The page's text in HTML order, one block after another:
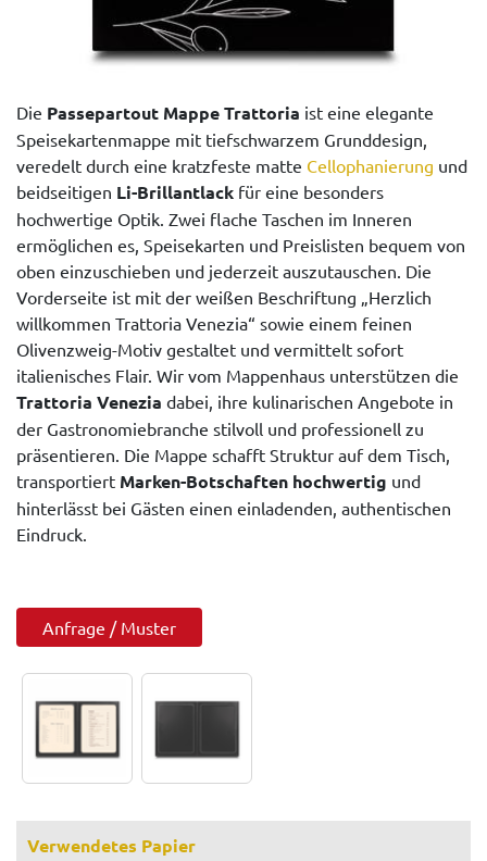
Die Passepartout Mappe Trattoria ist eine elegante
Speisekartenmappe mit tiefschwarzem Grunddesign,
veredelt durch eine kratzfeste matte Cellophanierung und
beidseitigen Li-Brillantlack für eine besonders
hochwertige Optik. Zwei flache Taschen im Inneren
ermöglichen es, Speisekarten und Preislisten bequem von
oben einzuschieben und jederzeit auszutauschen. Die
Vorderseite ist mit der weißen Beschriftung „Herzlich
willkommen Trattoria Venezia“ sowie einem feinen
Olivenzweig-Motiv gestaltet und vermittelt sofort
italienisches Flair. Wir vom Mappenhaus unterstützen die
Trattoria Venezia dabei, ihre kulinarischen Angebote in
der Gastronomiebranche stilvoll und professionell zu
präsentieren. Die Mappe schafft Struktur auf dem Tisch,
transportiert Marken-Botschaften hochwertig und
hinterlässt bei Gästen einen einladenden, authentischen
Eindruck.
Anfrage / Muster
Verwendetes Papier